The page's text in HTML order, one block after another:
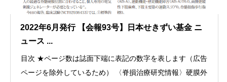
2022年6月発行 【会報93号】日本せきずい基金 ニ
ュース ...
目次 ★ページ数は誌面下端に表記の数字を表します（広告
ページを除外しているため） 〈脊損治療研究情報〉硬膜外